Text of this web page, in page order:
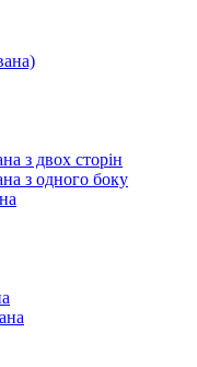
з двох сторін
з одного боку